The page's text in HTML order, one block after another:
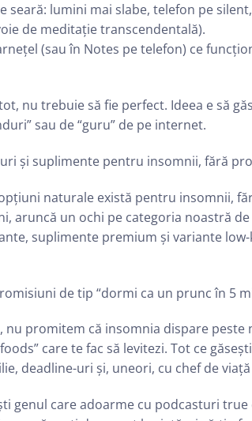
seară: lumini mai slabe, telefon pe
de meditație transcendentală).
(sau în Notes pe telefon) ce
nu trebuie să fie perfect. Ideea e să
sau de “guru” de pe internet.
și suplimente pentru insomnii, fără
naturale există pentru insomnii,
aruncă un ochi pe categoria noastră de
suplimente premium și variante
de tip “dormi ca un prunc în 5
nu promitem că insomnia dispare peste
care te fac să levitezi. Tot ce
deadline-uri și, uneori, cu chef de
genul care adoarme cu podcasturi true